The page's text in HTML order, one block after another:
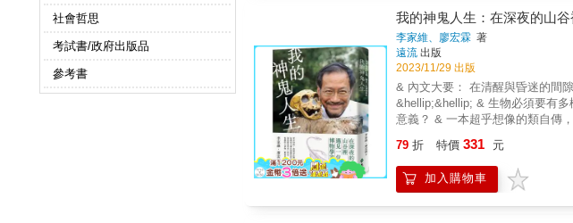
社會哲思
考試書/政府出版品
參考書
爾 皮克斯共同創辦人、《創意
蘭 中央大學認知神經科學研究所
科技董事長 鄒開蓮 VERIZON
解大眾迷思！｜天下文化《AI科
本｜天下文化《AI科學家李飛飛
學家李飛飛的視界之旅》 https://
遞祕密訊息、製版印刷小卡或書
我的神鬼人生：在深夜的山
李家維、廖宏霖 著
遠流 出版
2023/11/29 出版
& 內文大要： 在清醒與昏迷的間
&hellip;&hellip; & 生物必須要有
意義？ & 一本超乎想像的類自傳， 在多重身分中活到極致！ & 一輛前往南
輯、辜嚴倬雲植物保種中心執行
歡在顯微鏡下觀察矽藻，用螃蟹
動物胚胎化石；他是植物戀人，
79 折 特價 331 元
加入購物車